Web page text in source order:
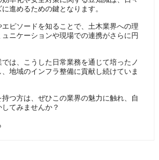
進めるための鍵となります。
エピソードを知ることで、土木業界への理
ニケーションや現場での連携がさらに円
は、こうした日常業務を通じて培ったノ
地域のインフラ整備に貢献し続けていま
つ方は、ぜひこの業界の魅力に触れ、自
てみませんか？